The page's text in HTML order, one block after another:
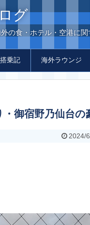
グ
の食・ホテル・空港に関
乗記 海外ラウンジ
・御宿野乃仙台
2024/